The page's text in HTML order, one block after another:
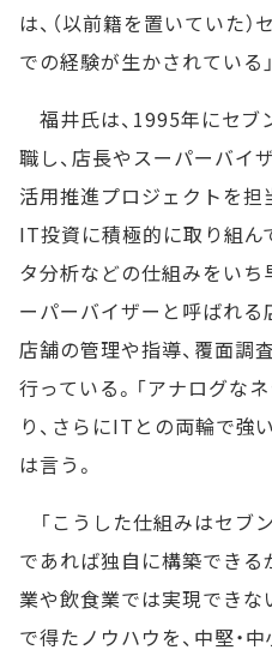
は、（以前籍を置いていた
での経験が生かされている」
福井氏は、1995年にセブ
職し、店長やスーパーバイ
活用推進プロジェクトを担
IT投資に積極的に取り組ん
タ分析などの仕組みをいち
ーパーバイザーと呼ばれる
店舗の管理や指導、覆面調
行っている。「アナログな
り、さらにITとの両輪で強
は言う。
「こうした仕組みはセブ
であれば独自に構築できる
業や飲食業では実現できな
で得たノウハウを、中堅・